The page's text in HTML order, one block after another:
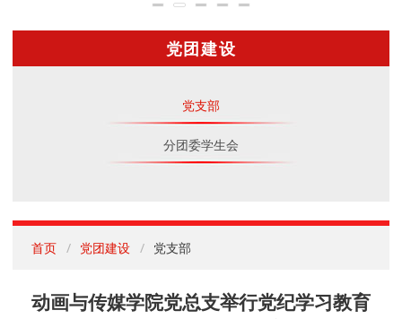
党团建设
党支部
分团委学生会
首页 党团建设 党支部
动画与传媒学院党总支举行党纪学习教育